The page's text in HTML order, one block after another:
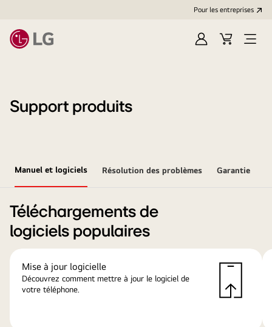
Pour les entreprises
Se
Panier
Support produits
Manuel et logiciels Résolution des problèmes Garantie
Téléchargements de
logiciels populaires
Mise à jour logicielle
Découvrez comment mettre à jour le logiciel de
votre téléphone.